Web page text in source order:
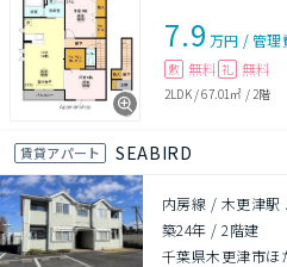
7.9 万円 /管理
敷 無料 礼 無料
2LDK/67.01㎡ / 2階
賃貸アパート SEABIRD
内房線 / 木更津駅
築24年 /2階建
千葉県木更津市ほ